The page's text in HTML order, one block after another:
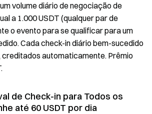
volume diário de negociação de
a 1.000 USDT (qualquer par de
o evento para se qualificar para um
Cada check-in diário bem-sucedido
creditados automaticamente. Prêmio
de Check-in para Todos os
até 60 USDT por dia